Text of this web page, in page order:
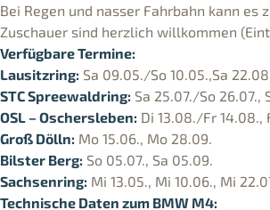
Bei Regen und nasser Fahrbahn kann es
Zuschauer sind herzlich willkommen
Verfügbare Termine:
Lausitzring: Sa 09.05./So 10.05.,Sa
STC Spreewaldring: Sa 25.07./So 26.07.,
OSL – Oschersleben: Di 13.08./Fr 14.08.,
Groß Dölln: Mo 15.06., Mo 28.09.
Bilster Berg: So 05.07., Sa 05.09.
Sachsenring: Mi 13.05., Mi 10.06., Mi
Technische Daten zum BMW M4: